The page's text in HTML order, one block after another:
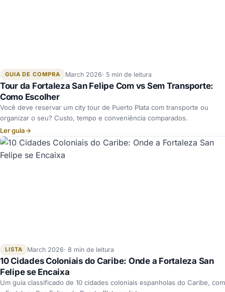
GUIA DE COMPRA March 2026 5 min de leitura
Tour da Fortaleza San Felipe Com vs Sem Transporte:
Como Escolher
Você deve reservar um city tour de Puerto Plata com transporte ou
organizar o seu? Custo, tempo e conveniência comparados.
Ler guia→
LISTA March 2026 8 min de leitura
10 Cidades Coloniais do Caribe: Onde a Fortaleza San
Felipe se Encaixa
Um guia classificado de 10 cidades coloniais espanholas do Caribe, com